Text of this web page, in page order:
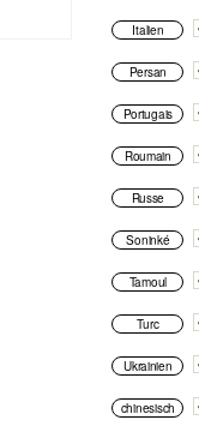
Italien
Persan
Portugais
Roumain
Russe
Soninké
Tamoul
Turc
Ukrainien
chinesisch